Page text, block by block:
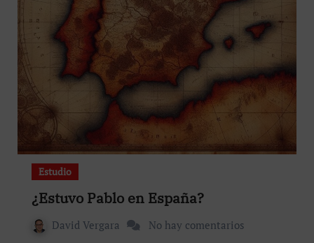
Estudio
¿Estuvo Pablo en España?
David Vergara No hay comentarios